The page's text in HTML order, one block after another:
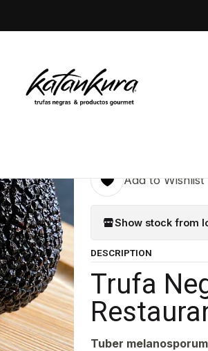
100 gr
Add to Wishlist
Show stock from
DESCRIPTION
Trufa
Tuber